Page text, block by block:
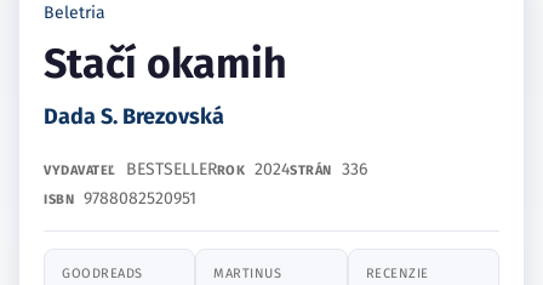
Beletria
Stačí okamih
Dada S. Brezovská
VYDAVATEĽ BESTSELLERROK 2024STRÁN 336
ISBN 9788082520951
GOODREADS MARTINUS RECENZIE